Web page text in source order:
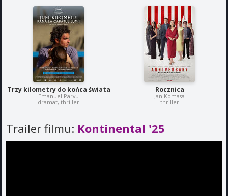
Trzy kilometry do końca świata
Emanuel Parvu
dramat, thriller
Rocznica
Jan Komasa
thriller
Trailer filmu: Kontinental '25